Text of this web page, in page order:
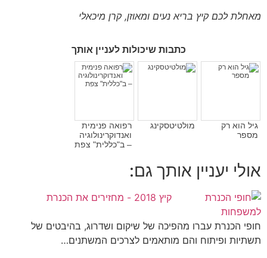
מאחלת לכם קיץ בריא נעים ומאוזן, קרן מיכאלי
כתבות שיכולות לעניין אותך
גיל הוא רק
מספר
מולטיטסקינג
רפואה פנימית
ואנדוקרינולוגיה
– ב"כללית" צפת
אולי יעניין אותך גם:
קיץ 2018 - מחזירים את הכנרת
למשפחות
חופי הכנרת עברו מהפיכה של שיקום ושדרוג, בהיבטים של
תשתיות ופיתוח והם מותאמים לצרכים המשתנים…